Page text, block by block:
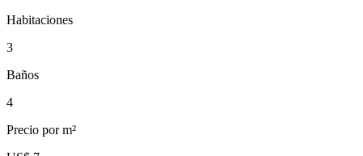
Habitaciones
3
Baños
4
Precio por m²